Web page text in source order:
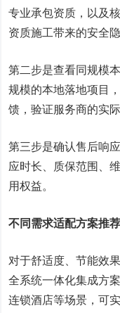
专业承包资质，以及
资质施工带来的安全
第二步是查看同规模
规模的本地落地项目
馈，验证服务商的实际
第三步是确认售后响
应时长、质保范围、
用权益。
不同需求适配方案推荐
对于舒适度、节能效
全系统一体化集成方
连锁酒店等场景，可